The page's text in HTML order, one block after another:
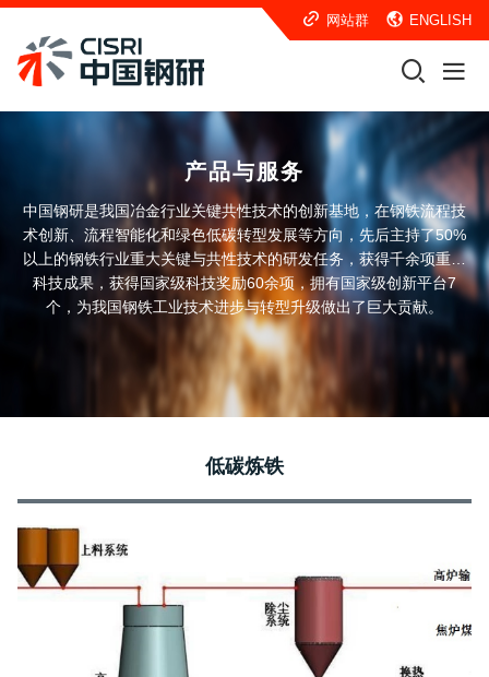
网站群 ENGLISH
产品与服务
中国钢研是我国冶金行业关键共性技术的创新基地，在钢铁流程技
术创新、流程智能化和绿色低碳转型发展等方向，先后主持了50%
以上的钢铁行业重大关键与共性技术的研发任务，获得千余项重大
科技成果，获得国家级科技奖励60余项，拥有国家级创新平台7
个，为我国钢铁工业技术进步与转型升级做出了巨大贡献。
低碳炼铁